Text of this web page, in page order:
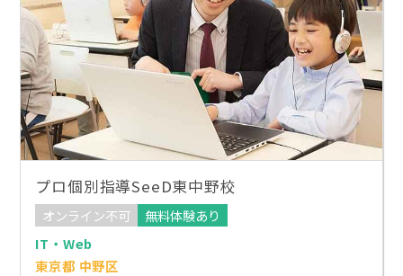
プロ個別指導SeeD東中野校
オンライン不可
無料体験あり
IT・Web
東京都 中野区